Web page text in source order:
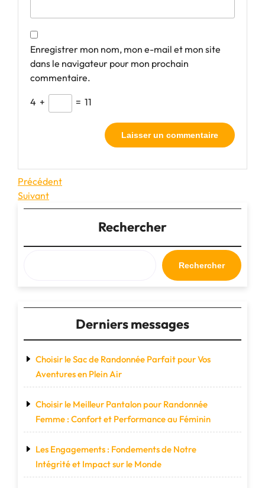
Enregistrer mon nom, mon e-mail et mon site
dans le navigateur pour mon prochain
commentaire.
4 + = 11
Navigation
de
Article
précédent
Précédent
Article
suivant
Suivant
Rechercher
Rechercher
Derniers messages
Choisir le Sac de Randonnée Parfait pour Vos
Aventures en Plein Air
Choisir le Meilleur Pantalon pour Randonnée
Femme : Confort et Performance au Féminin
Les Engagements : Fondements de Notre
Intégrité et Impact sur le Monde